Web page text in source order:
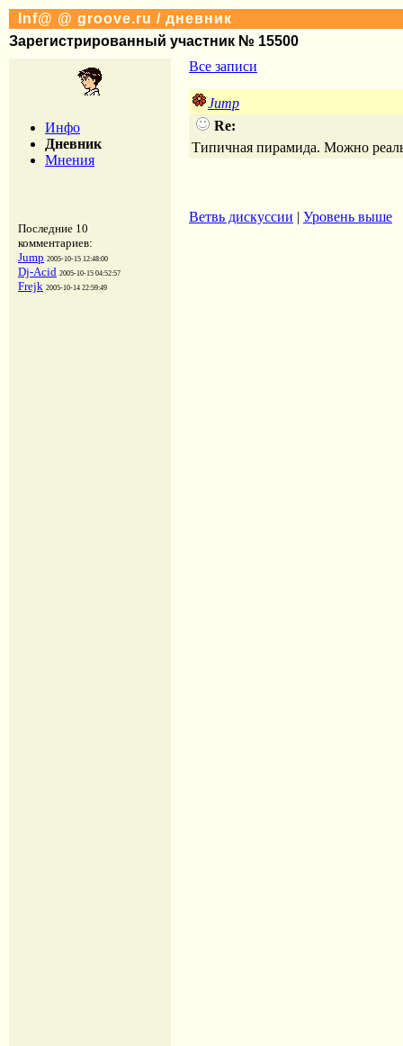
Inf@ @ groove.ru / дневник
Зарегистрированный участник № 15500
Инфо
Дневник
Мнения
Последние 10
комментариев:
Jump 2005-10-15 12:48:00
Dj-Acid 2005-10-15 04:52:57
Frejk 2005-10-14 22:59:49
Все записи
Jump
Re:
Типичная пирамида. Можно
Ветвь дискуссии | Уровень выше